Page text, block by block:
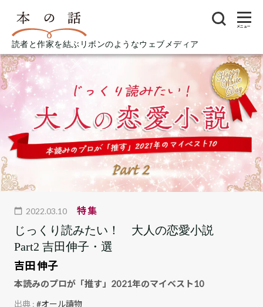
読者と作家を結ぶリボンのようなウェブメディア
メニュー
2022.03.10 特集
じっくり読みたい！ 大人の恋愛小説
Part2 吉田伸子・選
吉田 伸子
本読みのプロが「推す」2021年のマイベスト10
出典 :#オール讀物